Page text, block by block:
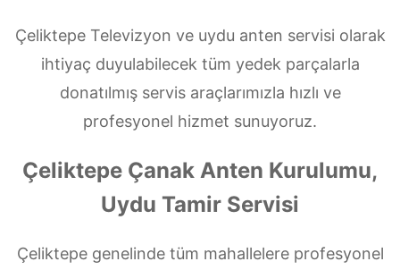
Çeliktepe Televizyon ve uydu anten servisi olarak
ihtiyaç duyulabilecek tüm yedek parçalarla
donatılmış servis araçlarımızla hızlı ve
profesyonel hizmet sunuyoruz.
Çeliktepe Çanak Anten Kurulumu,
Uydu Tamir Servisi
Çeliktepe genelinde tüm mahallelere profesyonel